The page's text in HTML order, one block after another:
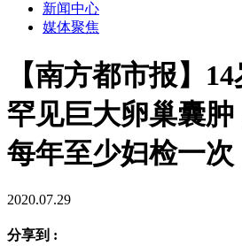
新闻中心
媒体聚焦
【南方都市报】
罕见巨大卵巢囊
每年至少妇检一次
2020.07.29
分享到 :